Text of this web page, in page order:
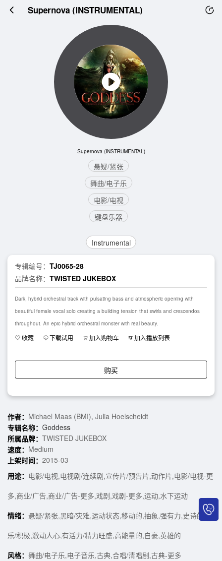
Supernova (INSTRUMENTAL)
Supernova (INSTRUMENTAL)
悬疑/紧张
舞曲/电子乐
电影/电视
键盘乐器
Instrumental
专辑编号： TJ0065-28
品牌名称： TWISTED JUKEBOX
Dark, hybrid orchestral track with pulsating bass and atmospheric opening with
beautiful female vocal solo creating a building tension that swirls and crescendos
throughout. An epic hybrid orchestral monster with real beauty.
收藏 下载试用 加入购物车 加入播放列表
购买
作者： Michael Maas (BMI), Julia Hoelscheidt
专辑名称： Goddess
所属品牌： TWISTED JUKEBOX
速度： Medium
上架时间： 2015-03
用途： 电影/电视,电视剧/连续剧,宣传片/预告片,动作片,电影/电视-更
多,商业/广告,商业/广告-更多,戏剧,戏剧-更多,运动,水下运动
情绪： 悬疑/紧张,黑暗/灾难,运动状态,移动的,抽象,强有力,史诗的,快
乐/积极,激动人心,有活力/精力旺盛,高能量的,自豪,英雄的
风格： 舞曲/电子乐,电子音乐,古典,合唱/清唱剧,古典-更多